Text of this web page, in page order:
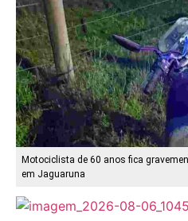
Motociclista de 60 anos fica
em Jaguaruna